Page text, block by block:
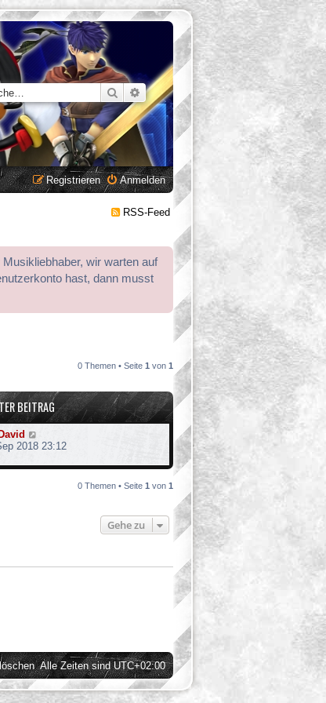
SucheErweiterte Suche
Anmelden
Registrieren
RSS-Feed
wir warten auf
hast, dann musst
0 Themen • Seite 1 von 1
BEITRAG
David
2018 23:12
0 Themen • Seite 1 von 1
Gehe zu
Alle Zeiten sindUTC+02:00